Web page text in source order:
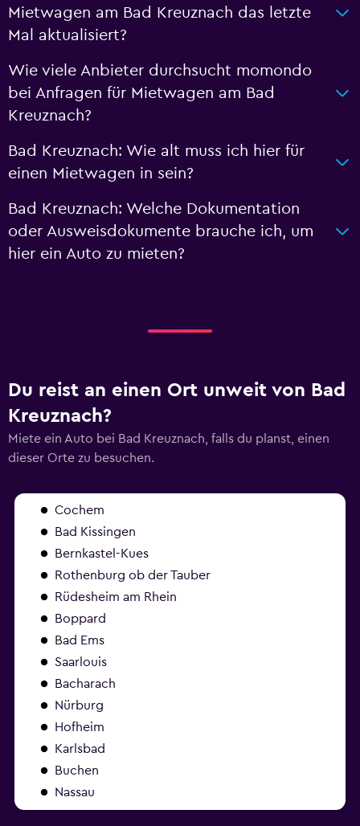
Mietwagen am Bad Kreuznach das letzte
Mal aktualisiert?
Wie viele Anbieter durchsucht momondo
bei Anfragen für Mietwagen am Bad
Kreuznach?
Bad Kreuznach: Wie alt muss ich hier für
einen Mietwagen in sein?
Bad Kreuznach: Welche Dokumentation
oder Ausweisdokumente brauche ich, um
hier ein Auto zu mieten?
Du reist an einen Ort unweit von Bad
Kreuznach?
Miete ein Auto bei Bad Kreuznach, falls du planst, einen
dieser Orte zu besuchen.
Cochem
Bad Kissingen
Bernkastel-Kues
Rothenburg ob der Tauber
Rüdesheim am Rhein
Boppard
Bad Ems
Saarlouis
Bacharach
Nürburg
Hofheim
Karlsbad
Buchen
Nassau